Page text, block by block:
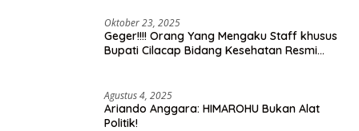
Oktober 23, 2025
Geger!!!! Orang Yang Mengaku Staff khusus
Bupati Cilacap Bidang Kesehatan Resmi
Agustus 4, 2025
Ariando Anggara: HIMAROHU Bukan Alat
Politik!